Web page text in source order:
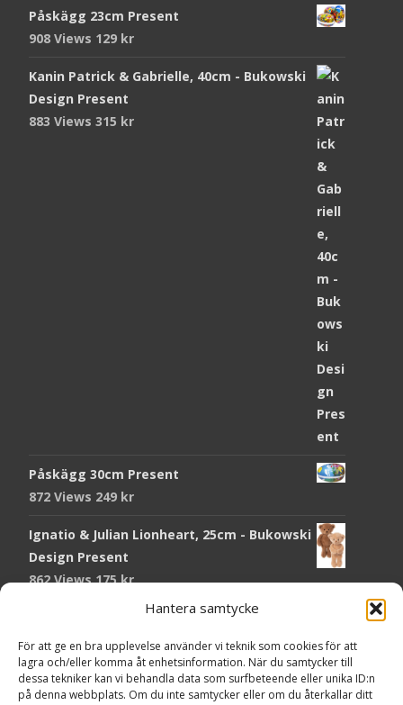
Hantera samtycke
För att ge en bra upplevelse använder vi teknik som cookies för att
lagra och/eller komma åt enhetsinformation. När du samtycker till
dessa tekniker kan vi behandla data som surfbeteende eller unika ID:n
på denna webbplats. Om du inte samtycker eller om du återkallar ditt
Påskägg 23cm Present
908 Views 129 kr
Kanin Patrick & Gabrielle, 40cm - Bukowski
Design Present
883 Views 315 kr
Påskägg 30cm Present
872 Views 249 kr
Ignatio & Julian Lionheart, 25cm - Bukowski
Design Present
862 Views175kr
Chokladmynt Påskmotiv Present
819 Views
Kort Påskhare, 8,5x11,5 cm Present
763 Views20kr
Powered by WordPress , Themei-craftby TemplatesNext.